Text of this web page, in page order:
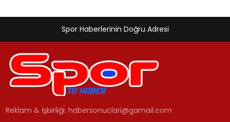
Spor Haberlerinin Doğru Adresi
Reklam & İşbirliği:habersonuclari@gamail.com